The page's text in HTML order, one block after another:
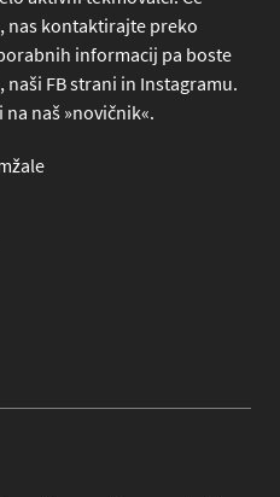
nas kontaktirajte preko
informacij pa boste
FB strani in Instagramu.
naš »novičnik«.